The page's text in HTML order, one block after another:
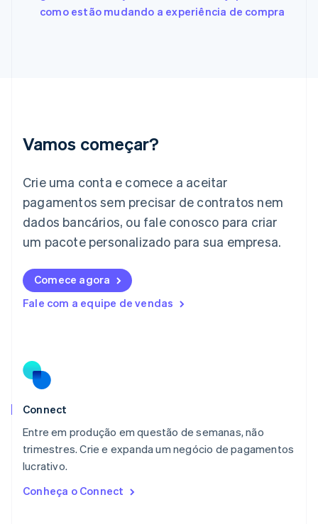
como estão mudando a experiência de compra
Vamos começar?
Crie uma conta e comece a aceitar
pagamentos sem precisar de contratos nem
dados bancários, ou fale conosco para criar
um pacote personalizado para sua empresa.
Comece agora
Fale com a equipe de vendas
Connect
Entre em produção em questão de semanas, não
trimestres. Crie e expanda um negócio de pagamentos
lucrativo.
Conheça o Connect
English
Itália
Japão
Letônia
English
Liechtenstein
Deutsch English
English
Luxemburgo
FrançaisDeutschEnglish
México
Español
Noruega
Nova Zelândia
English
Países Baixos
Polônia